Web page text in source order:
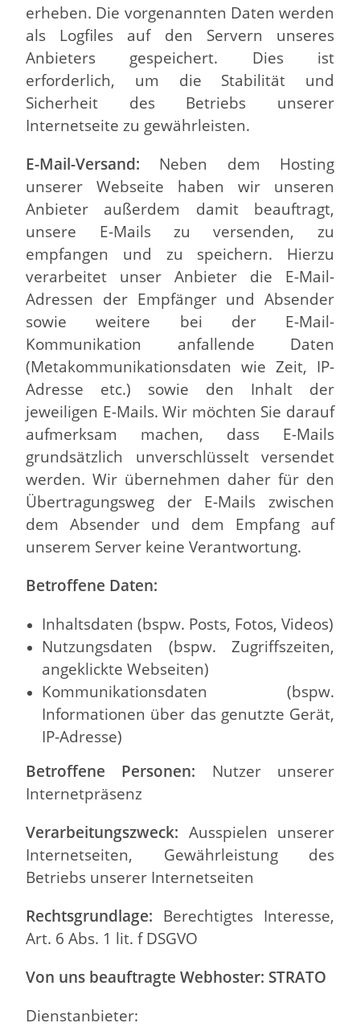
erheben. Die vorgenannten Daten werden
als Logfiles auf den Servern unseres
Anbieters gespeichert. Dies ist
erforderlich, um die Stabilität und
Sicherheit des Betriebs unserer
Internetseite zu gewährleisten.
E-Mail-Versand: Neben dem Hosting
unserer Webseite haben wir unseren
Anbieter außerdem damit beauftragt,
unsere E-Mails zu versenden, zu
empfangen und zu speichern. Hierzu
verarbeitet unser Anbieter die E-Mail-
Adressen der Empfänger und Absender
sowie weitere bei der E-Mail-
Kommunikation anfallende Daten
(Metakommunikationsdaten wie Zeit, IP-
Adresse etc.) sowie den Inhalt der
jeweiligen E-Mails. Wir möchten Sie darauf
aufmerksam machen, dass E-Mails
grundsätzlich unverschlüsselt versendet
werden. Wir übernehmen daher für den
Übertragungsweg der E-Mails zwischen
dem Absender und dem Empfang auf
unserem Server keine Verantwortung.
Betroffene Daten:
Inhaltsdaten (bspw. Posts, Fotos, Videos)
Nutzungsdaten (bspw. Zugriffszeiten,
angeklickte Webseiten)
Kommunikationsdaten (bspw.
Informationen über das genutzte Gerät,
IP-Adresse)
Betroffene Personen: Nutzer unserer
Internetpräsenz
Verarbeitungszweck: Ausspielen unserer
Internetseiten, Gewährleistung des
Betriebs unserer Internetseiten
Rechtsgrundlage: Berechtigtes Interesse,
Art. 6 Abs. 1 lit. f DSGVO
Von uns beauftragte Webhoster: STRATO
Dienstanbieter: